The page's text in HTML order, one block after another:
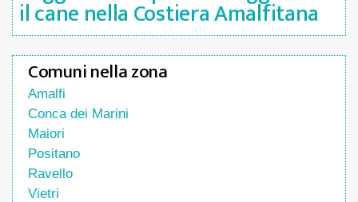
il cane nella Costiera Amalfitana
Comuni nella zona
Amalfi
Conca dei Marini
Maiori
Positano
Ravello
Vietri